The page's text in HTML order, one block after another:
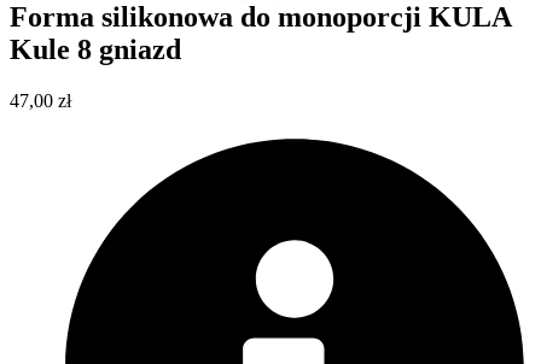
Forma silikonowa do monoporcji KULA
Kule 8 gniazd
47,00 zł